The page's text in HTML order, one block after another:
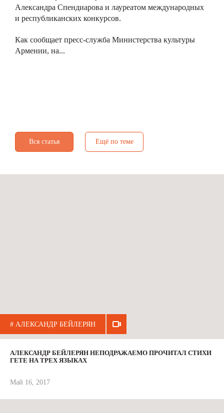
Александра Спендиарова и лауреатом международных
и республиканских конкурсов.
Как сообщает пресс-служба Министерства культуры
Армении, на...
Вся статья Ещё по теме
# АЛЕКСАНДР БЕЙЛЕРЯН
АЛЕКСАНДР БЕЙЛЕРЯН НЕПОДРАЖАЕМО ПРОЧИТАЛ СТИХИ
ГЕТЕ НА ТРЕХ ЯЗЫКАХ
Май 16, 2017